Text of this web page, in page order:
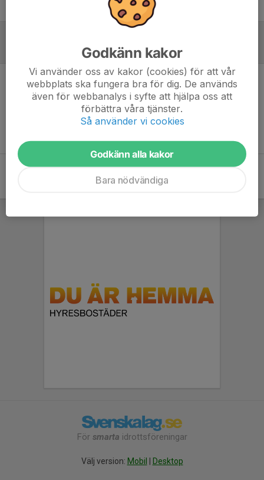
Inget referat skrivet
För smarta idrottsföreningar
Välj version: Mobil Desktop
Godkänn kakor
Vi använder oss av kakor (cookies) för att vår
webbplats ska fungera bra för dig. De används
även för webbanalys i syfte att hjälpa oss att
förbättra våra tjänster.
Så använder vi cookies
Godkänn alla kakor
Bara nödvändiga